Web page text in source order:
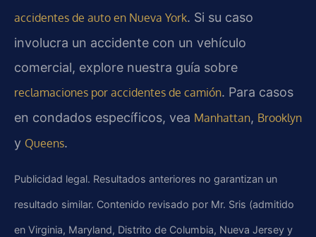
accidentes de auto en Nueva York. Si su caso
involucra un accidente con un vehículo
comercial, explore nuestra guía sobre
reclamaciones por accidentes de camión. Para casos
en condados específicos, vea Manhattan, Brooklyn
y Queens.
Publicidad legal. Resultados anteriores no garantizan un
resultado similar. Contenido revisado por Mr. Sris (admitido
en Virginia, Maryland, Distrito de Columbia, Nueva Jersey y